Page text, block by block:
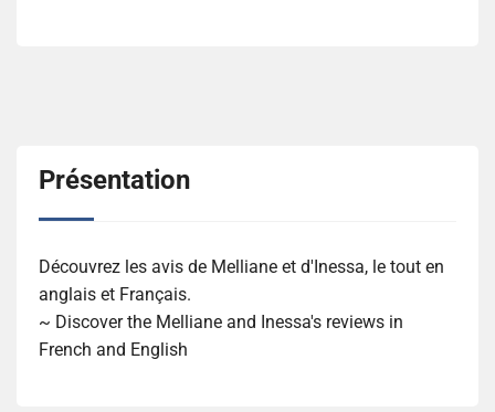
Présentation
Découvrez les avis de Melliane et d'Inessa, le tout en
anglais et Français.
~ Discover the Melliane and Inessa's reviews in
French and English